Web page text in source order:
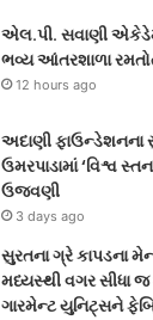
એલ.પી. સવાણી
ભવ્ય આંતરશાળા
12 hours ago
અદાણી
ઉમરપાડામાં ‘વિશ્વ
ઉજવણી
3 days ago
સુરતના ગ્રે કાપડના
મધ્યસ્થી વગર સીધા
ગારમેન્ટ યુનિટ્સને